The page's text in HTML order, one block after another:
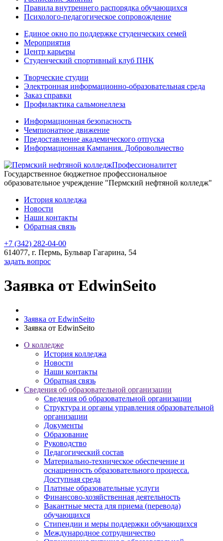
Правила внутреннего распорядка обучающихся
Психолого-педагогическое сопровождение
Единое окно по поддержке студенческих семей
Мероприятия
Центр карьеры
Студенческий спортивный клуб ПНК
Творческие студии
Электронная информационно-образовательная среда
Заказ справки
Профилактика сальмонеллеза
Информационная безопасность
Чемпионатное движение
Предоставление академического отпуска
Информационная Кампания. Добровольчество
Профессионалитет
Государственное бюджетное профессиональное
образовательное учреждение "Пермский нефтяной колледж"
История колледжа
Новости
Наши контакты
Обратная связь
+7 (342) 282-04-00
614077, г. Пермь, Бульвар Гагарина, 54
задать вопрос
Заявка от EdwinSeito
Заявка от EdwinSeito
Заявка от EdwinSeito
О колледже
История колледжа
Новости
Наши контакты
Обратная связь
Сведения об образовательной организации
Сведения об образовательной организации
Структура и органы управления образовательной
организации
Документы
Образование
Руководство
Педагогический состав
Материально-техническое обеспечение и
оснащенность образовательного процесса.
Доступная среда
Платные образовательные услуги
Финансово-хозяйственная деятельность
Вакантные места для приема (перевода)
обучающихся
Стипендии и меры поддержки обучающихся
Международное сотрудничество